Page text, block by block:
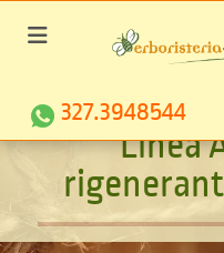
327.3948544
Linea
rigenerant